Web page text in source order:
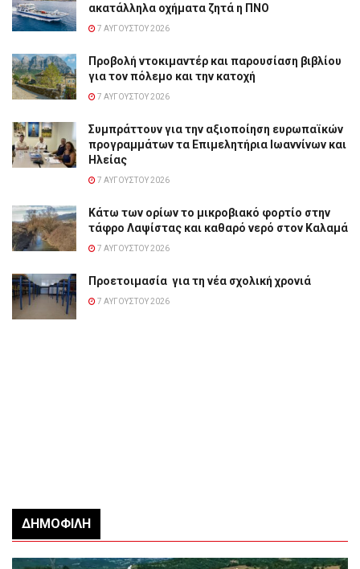
ακατάλληλα οχήματα ζητά η ΠΝΟ
7 ΑΥΓΟΎΣΤΟΥ 2026
Προβολή ντοκιμαντέρ και παρουσίαση βιβλίου
για τον πόλεμο και την κατοχή
7 ΑΥΓΟΎΣΤΟΥ 2026
Συμπράττουν για την αξιοποίηση ευρωπαϊκών
προγραμμάτων τα Επιμελητήρια Ιωαννίνων και
Ηλείας
7 ΑΥΓΟΎΣΤΟΥ 2026
Κάτω των ορίων το μικροβιακό φορτίο στην
τάφρο Λαψίστας και καθαρό νερό στον Καλαμά
7 ΑΥΓΟΎΣΤΟΥ 2026
Προετοιμασία για τη νέα σχολική χρονιά
7 ΑΥΓΟΎΣΤΟΥ 2026
ΔΗΜΟΦΙΛΉ